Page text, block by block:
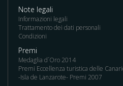
Note legali
Informazioni legali
Trattamento dei dati personali
Condizioni
Premi
Medaglia d´Oro 2014
Premi Eccellenza turistica delle
-Isla de Lanzarote- Premi 2007